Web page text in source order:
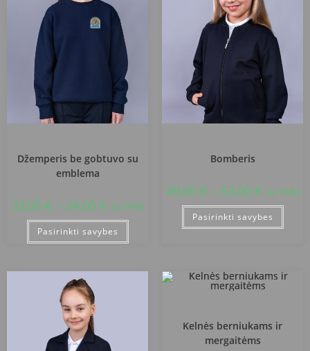
Džemperis be gobtuvo su
emblema
33,00 € – 34,00 € su PVM
Pasirinkti savybes
Bomberis
49,00 € – 63,00 € su PVM
Pasirinkti savybes
Kelnės berniukams ir
mergaitėms